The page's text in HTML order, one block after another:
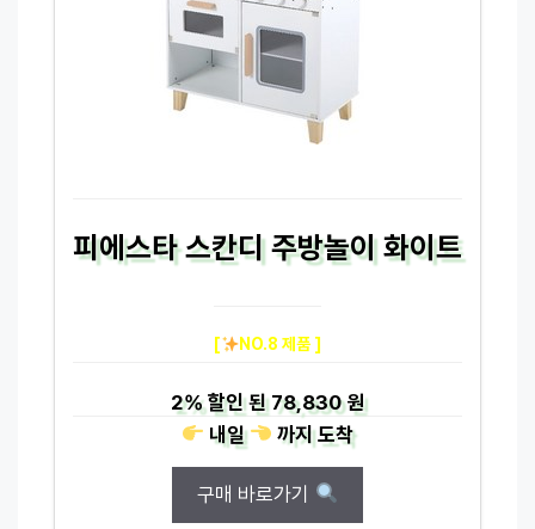
피에스타 스칸디 주방놀이 화이트
[ NO.8 제품 ]
2%할인 된78,830 원
내일
까지도착
구매 바로가기